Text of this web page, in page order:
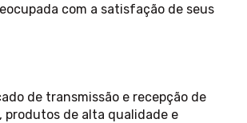
com a satisfação de seus
de transmissão e recepção de
produtos de alta qualidade e